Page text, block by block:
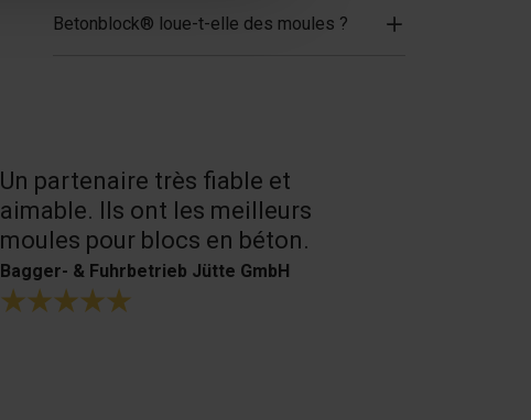
Betonblock® loue-t-elle des moules ?
Un partenaire très fiable et
aimable. Ils ont les meilleurs
moules pour blocs en béton.
Bagger- & Fuhrbetrieb Jütte GmbH